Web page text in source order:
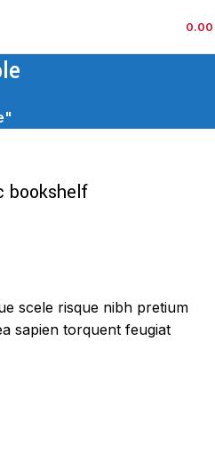
0.00
bookshelf
scele risque nibh pretium
sapien torquent feugiat